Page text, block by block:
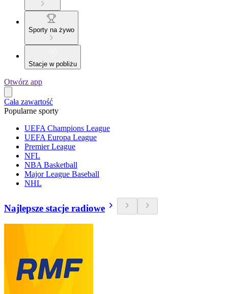
Sporty na żywo
Stacje w pobliżu
Otwórz app
Cała zawartość
Popularne sporty
UEFA Champions League
UEFA Europa League
Premier League
NFL
NBA Basketball
Major League Baseball
NHL
Najlepsze stacje radiowe